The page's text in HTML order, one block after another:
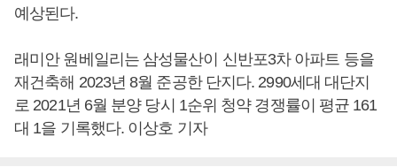
예상된다.
래미안 원베일리는 삼성물산이 신반포3차 아파트 등을
재건축해 2023년 8월 준공한 단지다. 2990세대 대단지
로 2021년 6월 분양 당시 1순위 청약 경쟁률이 평균 161
대 1을 기록했다. 이상호 기자